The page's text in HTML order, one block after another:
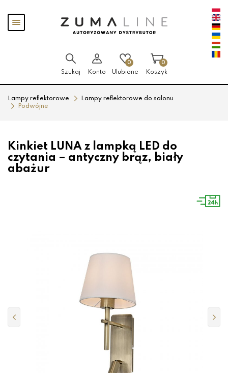
Pokaż
menu
Szukaj Konto
0
Ulubione
0
Koszyk
Lampy reflektorowe
Lampy reflektorowe do salonu
Podwójne
Kinkiet LUNA z lampką LED do
czytania – antyczny brąz, biały
abażur